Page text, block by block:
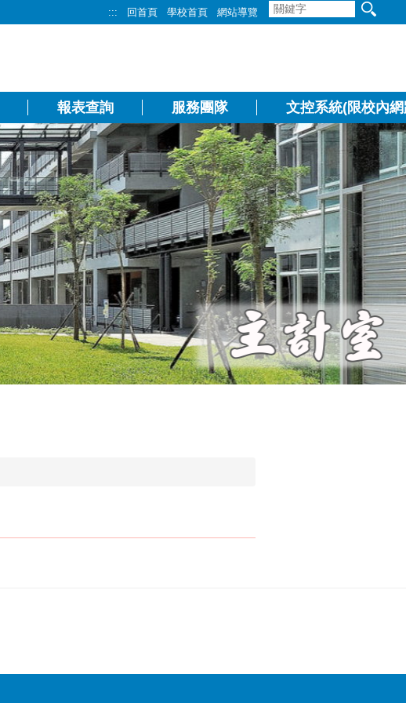
::: 回首頁 學校首頁 網站導覽
報表查詢 服務團隊 文控系統(限校內